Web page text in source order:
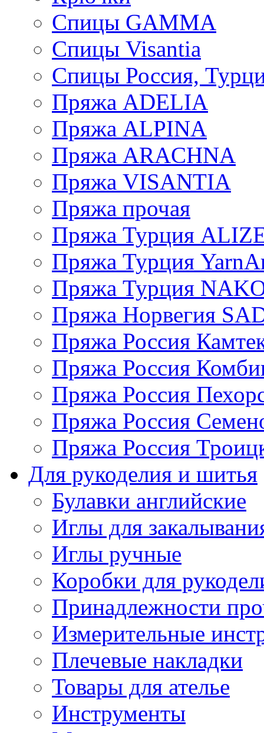
Спицы GAMMA
Спицы Visantia
Спицы Россия,
Пряжа ADELIA
Пряжа ALPINA
Пряжа ARACHNA
Пряжа VISANTIA
Пряжа прочая
Пряжа Турция
Пряжа Турция
Пряжа Турция
Пряжа Норвегия
Пряжа Россия
Пряжа Россия
Пряжа Россия
Пряжа Россия
Пряжа Россия
Для рукоделия и шитья
Булавки английские
Иглы для
Иглы ручные
Коробки для
Принадлежности
Измерительные
Плечевые накладки
Товары для ателье
Инструменты